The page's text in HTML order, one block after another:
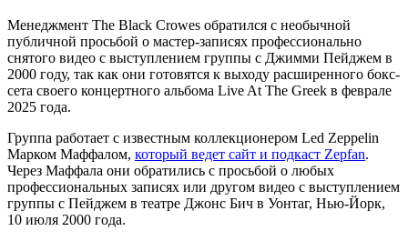
Менеджмент The Black Crowes обратился с необычной
публичной просьбой о мастер-записях профессионально
снятого видео с выступлением группы с Джимми Пейджем в
2000 году, так как они готовятся к выходу расширенного бокс-
сета своего концертного альбома Live At The Greek в феврале
2025 года.
Группа работает с известным коллекционером Led Zeppelin
Марком Маффалом, который ведет сайт и подкаст Zepfan.
Через Маффала они обратились с просьбой о любых
профессиональных записях или другом видео с выступлением
группы с Пейджем в театре Джонс Бич в Уонтаг, Нью-Йорк,
10 июля 2000 года.